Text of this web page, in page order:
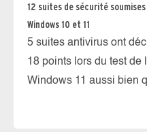
12 suites de sécurité
Windows 10 et 11
5 suites antivirus ont
18 points lors du test de
Windows 11 aussi bien